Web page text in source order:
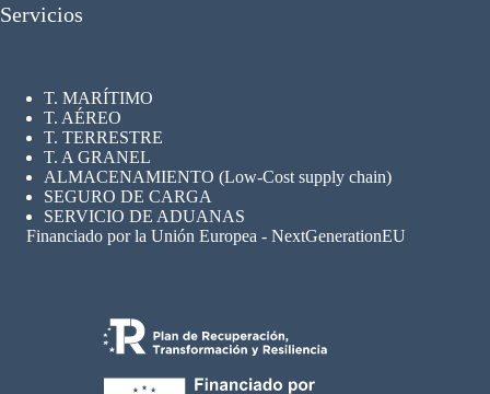
Servicios
T. MARÍTIMO
T. AÉREO
T. TERRESTRE
T. A GRANEL
ALMACENAMIENTO (Low-Cost supply chain)
SEGURO DE CARGA
SERVICIO DE ADUANAS
Financiado por la Unión Europea - NextGenerationEU